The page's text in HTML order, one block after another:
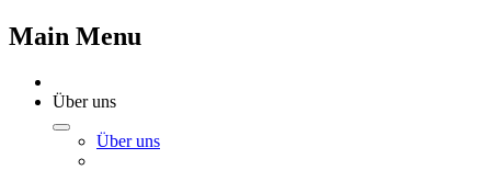
Main Menu
Über uns
Über uns